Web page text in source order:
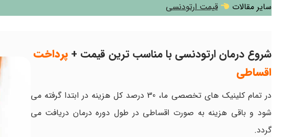
سایر مقالات قیمت ارتودنسی
شروع درمان ارتودنسی با مناسب ترین قیمت + پرداخت
اقساطی
در تمام کلینیک های تخصصی ما، 30 درصد کل هزینه در ابتدا گرفته می
شود و باقی هزینه به صورت اقساطی در طول دوره درمان دریافت می
گردد.